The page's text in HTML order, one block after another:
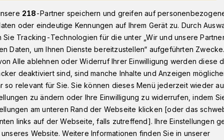
Parkstraße in Wuppertal
auf der
218-Partner speichern und greifen auf
oder eindeutige Kennungen auf Ihrem Gerät zu. Durch
Sie Tracking-Technologien für die unter „Wir und unsere
Daten, um Ihnen Dienste bereitzustellen“ aufgeführten
Alle ablehnen oder Widerruf Ihrer Einwilligung werden diese
deaktiviert sind, sind manche Inhalte und Anzeigen
so relevant für Sie. Sie können dieses Menü jederzeit wieder
zu ändern oder Ihre Einwilligung zu widerrufen, indem
am unteren Rand der Webseite klicken [oder das
links auf der Webseite, falls zutreffend]. Ihre Einstellungen
Website. Weitere Informationen finden Sie in unserer